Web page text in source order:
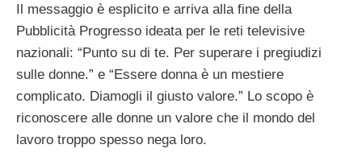
Il messaggio è esplicito e arriva alla fine della
Pubblicità Progresso ideata per le reti televisive
nazionali: “Punto su di te. Per superare i pregiudizi
sulle donne.” e “Essere donna è un mestiere
complicato. Diamogli il giusto valore.” Lo scopo è
riconoscere alle donne un valore che il mondo del
lavoro troppo spesso nega loro.